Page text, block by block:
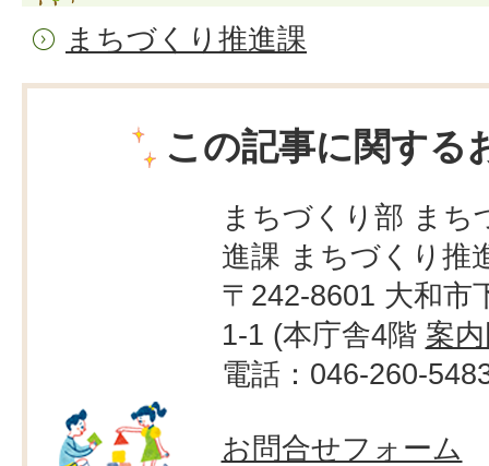
まちづくり推進課
この記事に関する
まちづくり部 まち
進課 まちづくり推
〒242-8601 大和市
1-1 (本庁舎4階 案
電話：046-260-
お問合せフォーム